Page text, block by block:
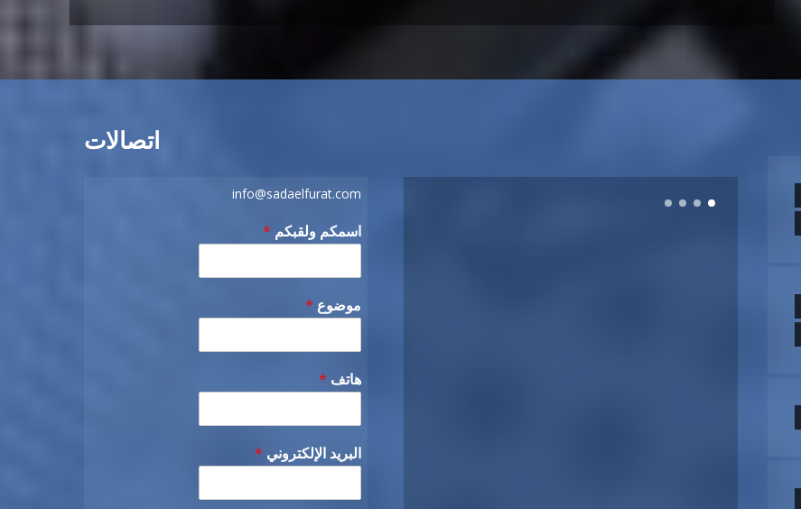
اتصالات
info@sadaelfurat.com
اسمكم ولقبكم *
موضوع *
هاتف *
البريد الإلكتروني *